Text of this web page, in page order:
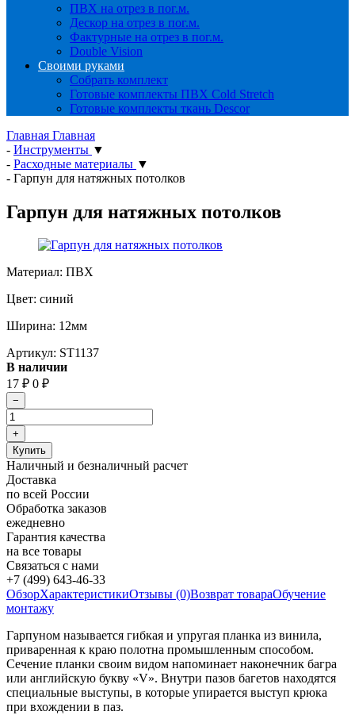
ПВХ на отрез в пог.м.
Дескор на отрез в пог.м.
Фактурные на отрез в пог.м.
Double Vision
Своими руками
Собрать комплект
Готовые комплекты ПВХ Cold Stretch
Готовые комплекты ткань Descor
Главная Главная
- Инструменты ▼
- Расходные материалы ▼
- Гарпун для натяжных потолков
Гарпун для натяжных потолков
Материал: ПВХ
Цвет: синий
Ширина: 12мм
Артикул: ST1137
В наличии
17 ₽ 0 ₽
Наличный и безналичный расчет
Доставка
по всей России
Обработка заказов
ежедневно
Гарантия качества
на все товары
Связаться с нами
+7 (499) 643-46-33
ОбзорХарактеристикиОтзывы (0)Возврат товараОбучение
монтажу
Гарпуном называется гибкая и упругая планка из винила,
приваренная к краю полотна промышленным способом.
Сечение планки своим видом напоминает наконечник багра
или английскую букву «V». Внутри пазов багетов находятся
специальные выступы, в которые упирается выступ крюка
при вхождении в паз.